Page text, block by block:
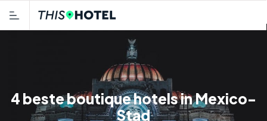
4 beste boutique hotels in Mexico-
Stad